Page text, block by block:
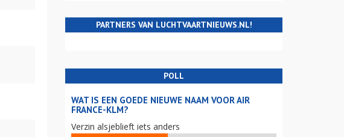
PARTNERS VAN LUCHTVAARTNIEUWS.NL!
POLL
WAT IS EEN GOEDE NIEUWE NAAM VOOR AIR
FRANCE-KLM?
Verzin alsjeblieft iets anders